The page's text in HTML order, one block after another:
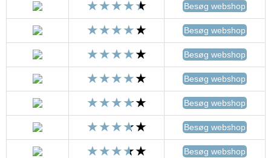
Besøg webshop
Besøg webshop
Besøg webshop
Besøg webshop
Besøg webshop
Besøg webshop
Besøg webshop